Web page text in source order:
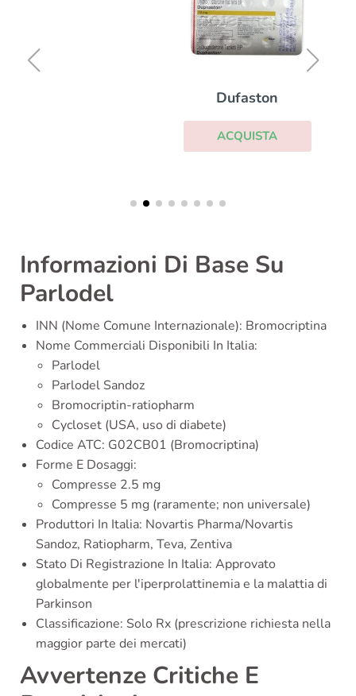
Informazioni Di Base Su
Parlodel
INN (Nome Comune Internazionale): Bromocriptina
Nome Commerciali Disponibili In Italia:
Parlodel
Parlodel Sandoz
Bromocriptin-ratiopharm
Cycloset (USA, uso di diabete)
Codice ATC: G02CB01 (Bromocriptina)
Forme E Dosaggi:
Compresse 2.5 mg
Compresse 5 mg (raramente; non universale)
Produttori In Italia: Novartis Pharma/Novartis
Sandoz, Ratiopharm, Teva, Zentiva
Stato Di Registrazione In Italia: Approvato
globalmente per l'iperprolattinemia e la malattia di
Parkinson
Classificazione: Solo Rx (prescrizione richiesta nella
maggior parte dei mercati)
Avvertenze Critiche E